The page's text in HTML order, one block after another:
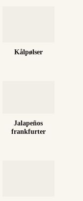
Kålpølser
Jalapeños
frankfurter